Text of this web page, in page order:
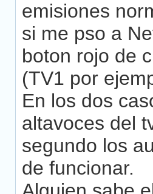
emisiones
si me pso a
boton rojo de
(TV1 por
En los dos
altavoces del
segundo los
de funcionar.